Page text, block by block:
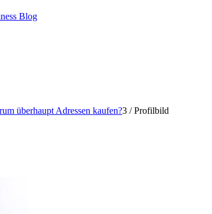
Blog
überhaupt Adressen kaufen?3 / Profilbild